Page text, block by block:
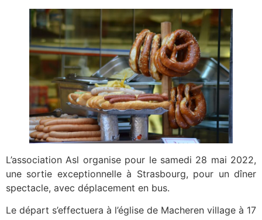
L’association Asl organise pour le samedi 28 mai 2022,
une sortie exceptionnelle à Strasbourg, pour un dîner
spectacle, avec déplacement en bus.
Le départ s’effectuera à l’église de Macheren village à 17